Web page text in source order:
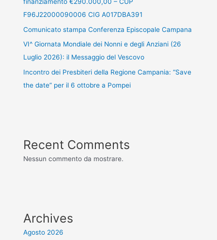
finanziamento €290.000,00 – CUP
F96J22000090006 CIG A017DBA391
Comunicato stampa Conferenza Episcopale Campana
VI^ Giornata Mondiale dei Nonni e degli Anziani (26
Luglio 2026): il Messaggio del Vescovo
Incontro dei Presbiteri della Regione Campania: “Save
the date” per il 6 ottobre a Pompei
Recent Comments
Nessun commento da mostrare.
Archives
Agosto 2026